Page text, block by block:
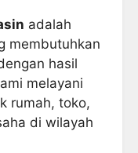
adalah
membutuhkan
hasil
melayani
rumah, toko,
di wilayah